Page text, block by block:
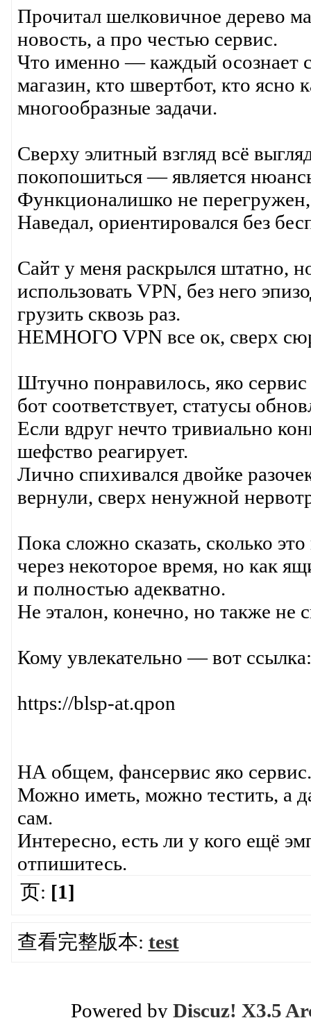
Прочитал шелковичное дерево
новость, а про честью сервис.
Что именно — каждый осознает
магазин, кто швертбот, кто ясно
многообразные задачи.
Сверху элитный взгляд всё
покопошиться — является
Функционалишко не перегружен,
Наведал, ориентировался без
Сайт у меня раскрылся штатно,
использовать VPN, без него
грузить сквозь раз.
НЕМНОГО VPN все ок, сверх
Штучно понравилось, яко
бот соответствует, статусы
Если вдруг нечто тривиально
шефство реагирует.
Лично спихивался двойке
вернули, сверх ненужной
Пока сложно сказать, сколько
через некоторое время, но как
и полностью адекватно.
Не эталон, конечно, но также не
Кому увлекательно — вот ссылка:
https://blsp-at.qpon
НА общем, фансервис яко сервис.
Можно иметь, можно тестить, а
сам.
Интересно, есть ли у кого ещё
отпишитесь.
页: [1]
查看完整版本: test
Powered by Discuz! X3.5